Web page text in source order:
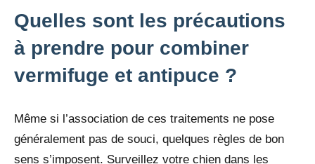
Quelles sont les précautions
à prendre pour combiner
vermifuge et antipuce ?
Même si l’association de ces traitements ne pose
généralement pas de souci, quelques règles de bon
sens s’imposent. Surveillez votre chien dans les